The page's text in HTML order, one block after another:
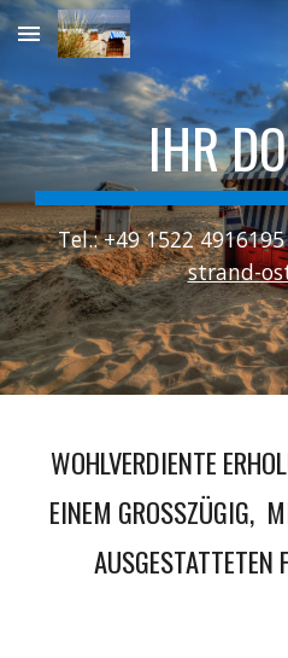
Skip to main content
IHR
Tel.: +49 1522
strand-
WOHLVERDIENTE
EINEM GROSSZÜGIG,
USGESTATTETEN